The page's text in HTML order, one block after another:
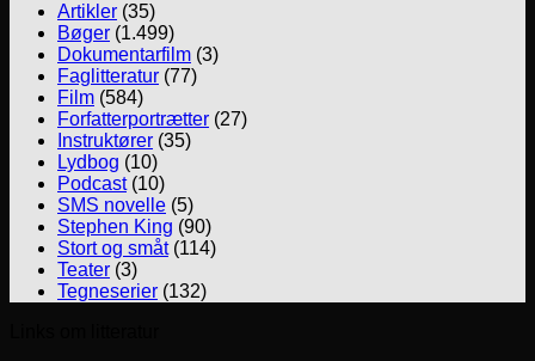
Artikler (35)
Bøger (1.499)
Dokumentarfilm (3)
Faglitteratur (77)
Film (584)
Forfatterportrætter (27)
Instruktører (35)
Lydbog (10)
Podcast(10)
SMS novelle (5)
Stephen King (90)
Stort og småt(114)
Teater (3)
Tegneserier (132)